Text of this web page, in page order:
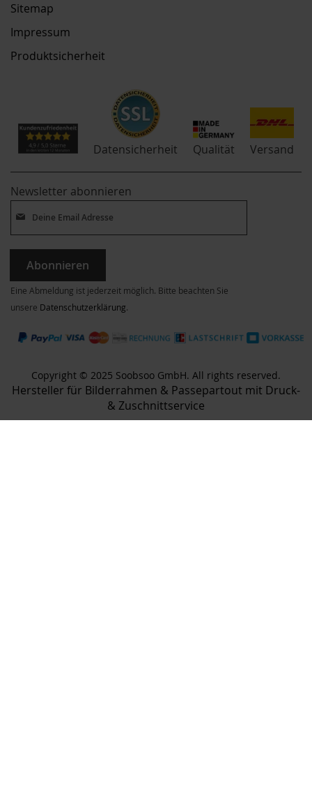
Sitemap
Impressum
Produktsicherheit
Datensicherheit Qualität Versand
Newsletter abonnieren
Abonnieren
Eine Abmeldung ist jederzeit möglich. Bitte beachten Sie
unsere Datenschutzerklärung.
Copyright © 2025 Soobsoo GmbH. All rights reserved.
Hersteller für Bilderrahmen & Passepartout mit Druck-
& Zuschnittservice